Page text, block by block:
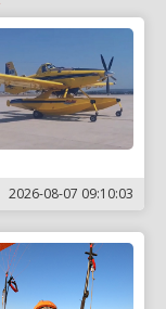
2026-08-07 09:10:03